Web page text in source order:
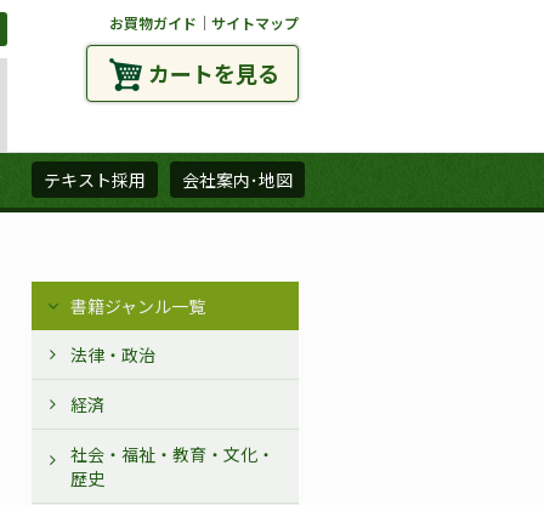
お買物ガイド ｜ サイトマップ
カートを見る
テキスト採用 会社案内･地図
書籍ジャンル一覧
法律・政治
経済
社会・福祉・教育・文化・
歴史